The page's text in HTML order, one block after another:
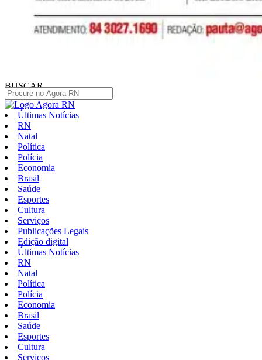
BUSCAR
Últimas Notícias
RN
Natal
Política
Polícia
Economia
Brasil
Saúde
Esportes
Cultura
Serviços
Publicações Legais
Edição digital
Últimas Notícias
RN
Natal
Política
Polícia
Economia
Brasil
Saúde
Esportes
Cultura
Serviços